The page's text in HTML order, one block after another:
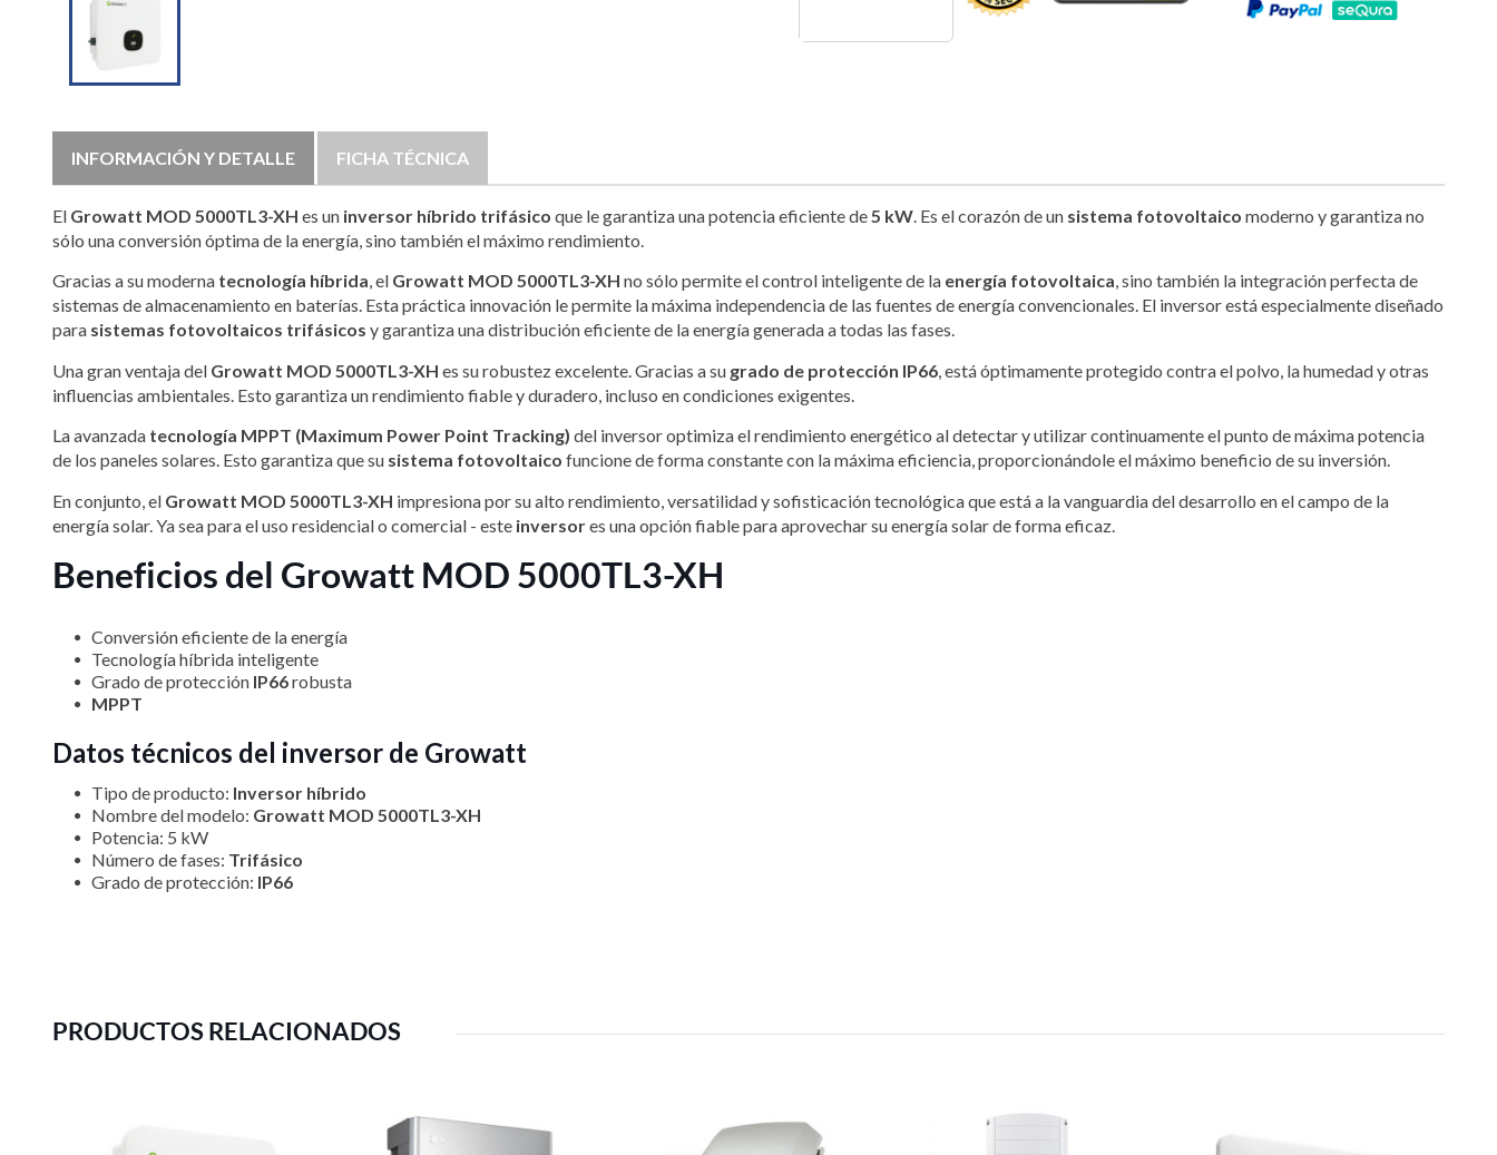
INFORMACIÓN Y DETALLE FICHA TÉCNICA
El Growatt MOD 5000TL3-XH es un inversor híbrido trifásico que le garantiza una potencia eficiente de5 kW. Es el corazón de un sistema fotovoltaico moderno y garantiza no
sólo una conversión óptima de la energía, sino también el máximo rendimiento.
Gracias a su moderna tecnología híbrida, el Growatt MOD 5000TL3-XH no sólo permite el control inteligente de la energía fotovoltaica, sino también la integración perfecta de
sistemas de almacenamiento en baterías. Esta práctica innovación le permite la máxima independencia de las fuentes de energía convencionales. El inversor está especialmente diseñado
para sistemas fotovoltaicos trifásicos y garantiza una distribución eficiente de la energía generada a todas las fases.
Una gran ventaja del Growatt MOD 5000TL3-XH es su robustez excelente. Gracias a su grado de protección IP66 , está óptimamente protegido contra el polvo, la humedad y otras
influencias ambientales. Esto garantiza un rendimiento fiable y duradero, incluso en condiciones exigentes.
La avanzada tecnología MPPT (Maximum Power Point Tracking) del inversor optimiza el rendimiento energético al detectar y utilizar continuamente el punto de máxima potencia
de los paneles solares. Esto garantiza que su sistema fotovoltaico funcione de forma constante con la máxima eficiencia, proporcionándole el máximo beneficio de su inversión.
En conjunto, el Growatt MOD 5000TL3-XH impresiona por su alto rendimiento, versatilidad y sofisticación tecnológica que está a la vanguardia del desarrollo en el campo de la
energía solar. Ya sea para el uso residencial o comercial - este inversores una opción fiable para aprovechar su energía solar de forma eficaz.
Beneficios del Growatt MOD 5000TL3-XH
Conversión eficiente de la energía
Tecnología híbrida inteligente
Grado de protección IP66robusta
MPPT
Datos técnicos del inversor de Growatt
Tipo de producto: Inversor híbrido
Nombre del modelo: Growatt MOD 5000TL3-XH
Potencia: 5 kW
Número de fases: Trifásico
Grado de protección: IP66
PRODUCTOS RELACIONADOS